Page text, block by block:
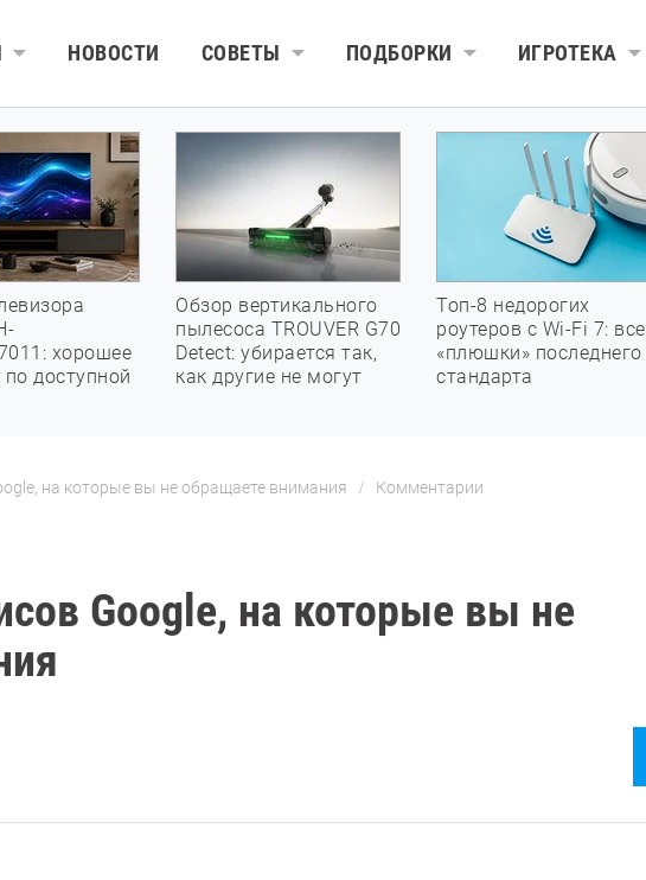
НОВОСТИ СОВЕТЫ ПОДБОРКИ ИГРОТЕКА
хорошее
по доступной
Обзор вертикального
пылесоса TROUVER G70
Detect: убирается так,
как другие не могут
Топ-8 недорогих
роутеров с Wi-Fi 7: все
«плюшки» последнего
стандарта
на которые вы не обращаете внимания Комментарии
Google, на которые вы не